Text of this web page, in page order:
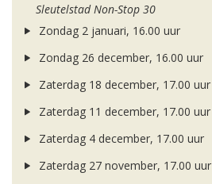
Sleutelstad Non-Stop 30
Zondag 2 januari, 16.00 uur
Zondag 26 december, 16.00 uur
Zaterdag 18 december, 17.00 uur
Zaterdag 11 december, 17.00 uur
Zaterdag 4 december, 17.00 uur
Zaterdag 27 november, 17.00 uur